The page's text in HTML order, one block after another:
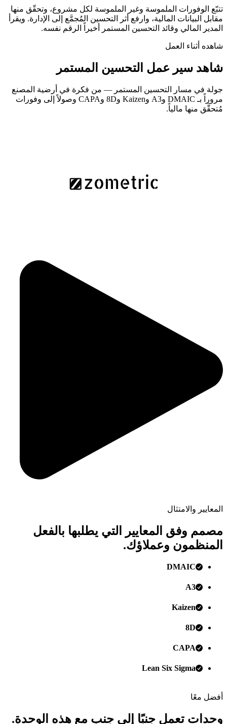
تتبّع الوفورات الملموسة وغير الملموسة لكل مشروع، وتحقّق منها
مقابل البيانات المالية، وارفع أثر التحسين المُجمَّع إلى الإدارة. ويقرأ
المدير المالي وقائد التحسين المستمر أخيراً الرقم نفسه.
شاهده أثناء العمل
شاهد سير عمل التحسين المستمر
جولة في مسار التحسين المستمر — من فكرة في أرضية المصنع
مروراً بـ DMAIC وA3 وKaizen و8D وCAPA وصولاً إلى وفورات
مُتحقَّق منها مالياً.
المعايير والامتثال
مصمم وفق المعايير التي يطلبها بالفعل
المنظمون وعملاؤك.
DMAIC
A3
Kaizen
8D
CAPA
Lean Six Sigma
أفضل معًا
وحدات تعمل جنبًا إلى جنب مع هذه الوحدة.